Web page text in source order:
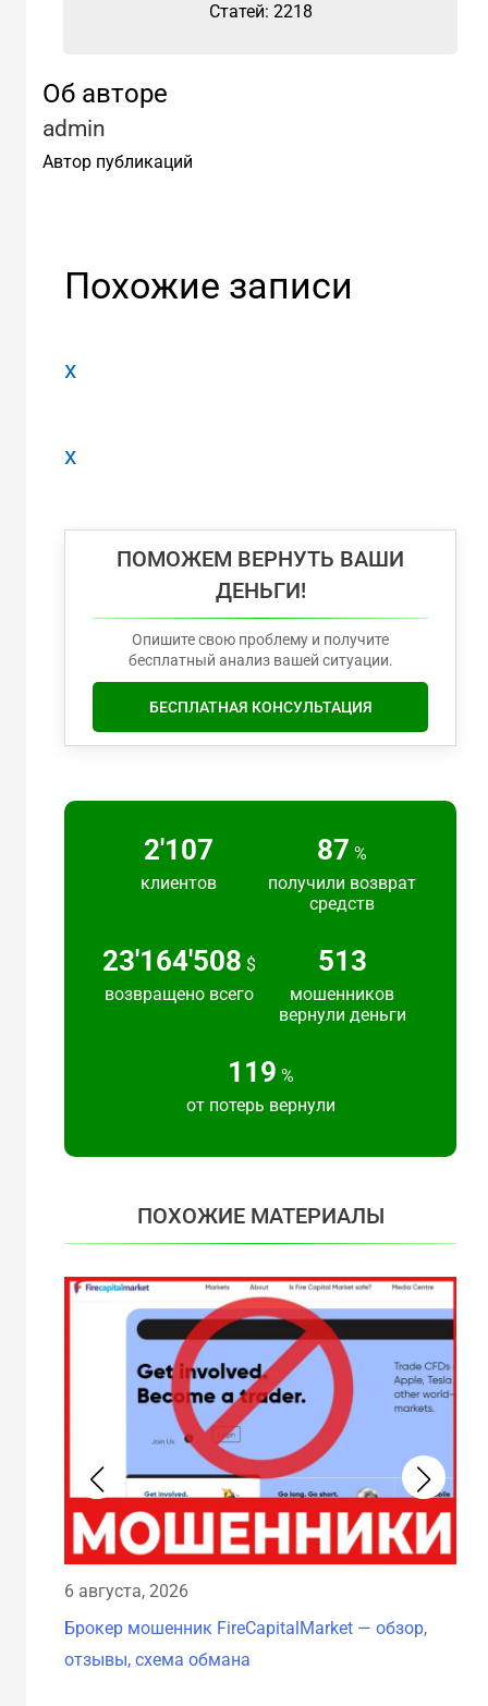
Cтатей: 2218
Об авторе
admin
Автор публикаций
Похожие записи
x
x
ПОМОЖЕМ ВЕРНУТЬ ВАШИ
ДЕНЬГИ!
Опишите свою проблему и получите
бесплатный анализ вашей ситуации.
БЕСПЛАТНАЯ КОНСУЛЬТАЦИЯ
2'217
клиентов
91 %
получили возврат
средств
24'383'692 $
возвращено всего
540
мошенников
вернули деньги
125 %
от потерь вернули
ПОХОЖИЕ МАТЕРИАЛЫ
6 августа, 2026
Брокер мошенник FireCapitalMarket — обзор,
отзывы, схема обмана